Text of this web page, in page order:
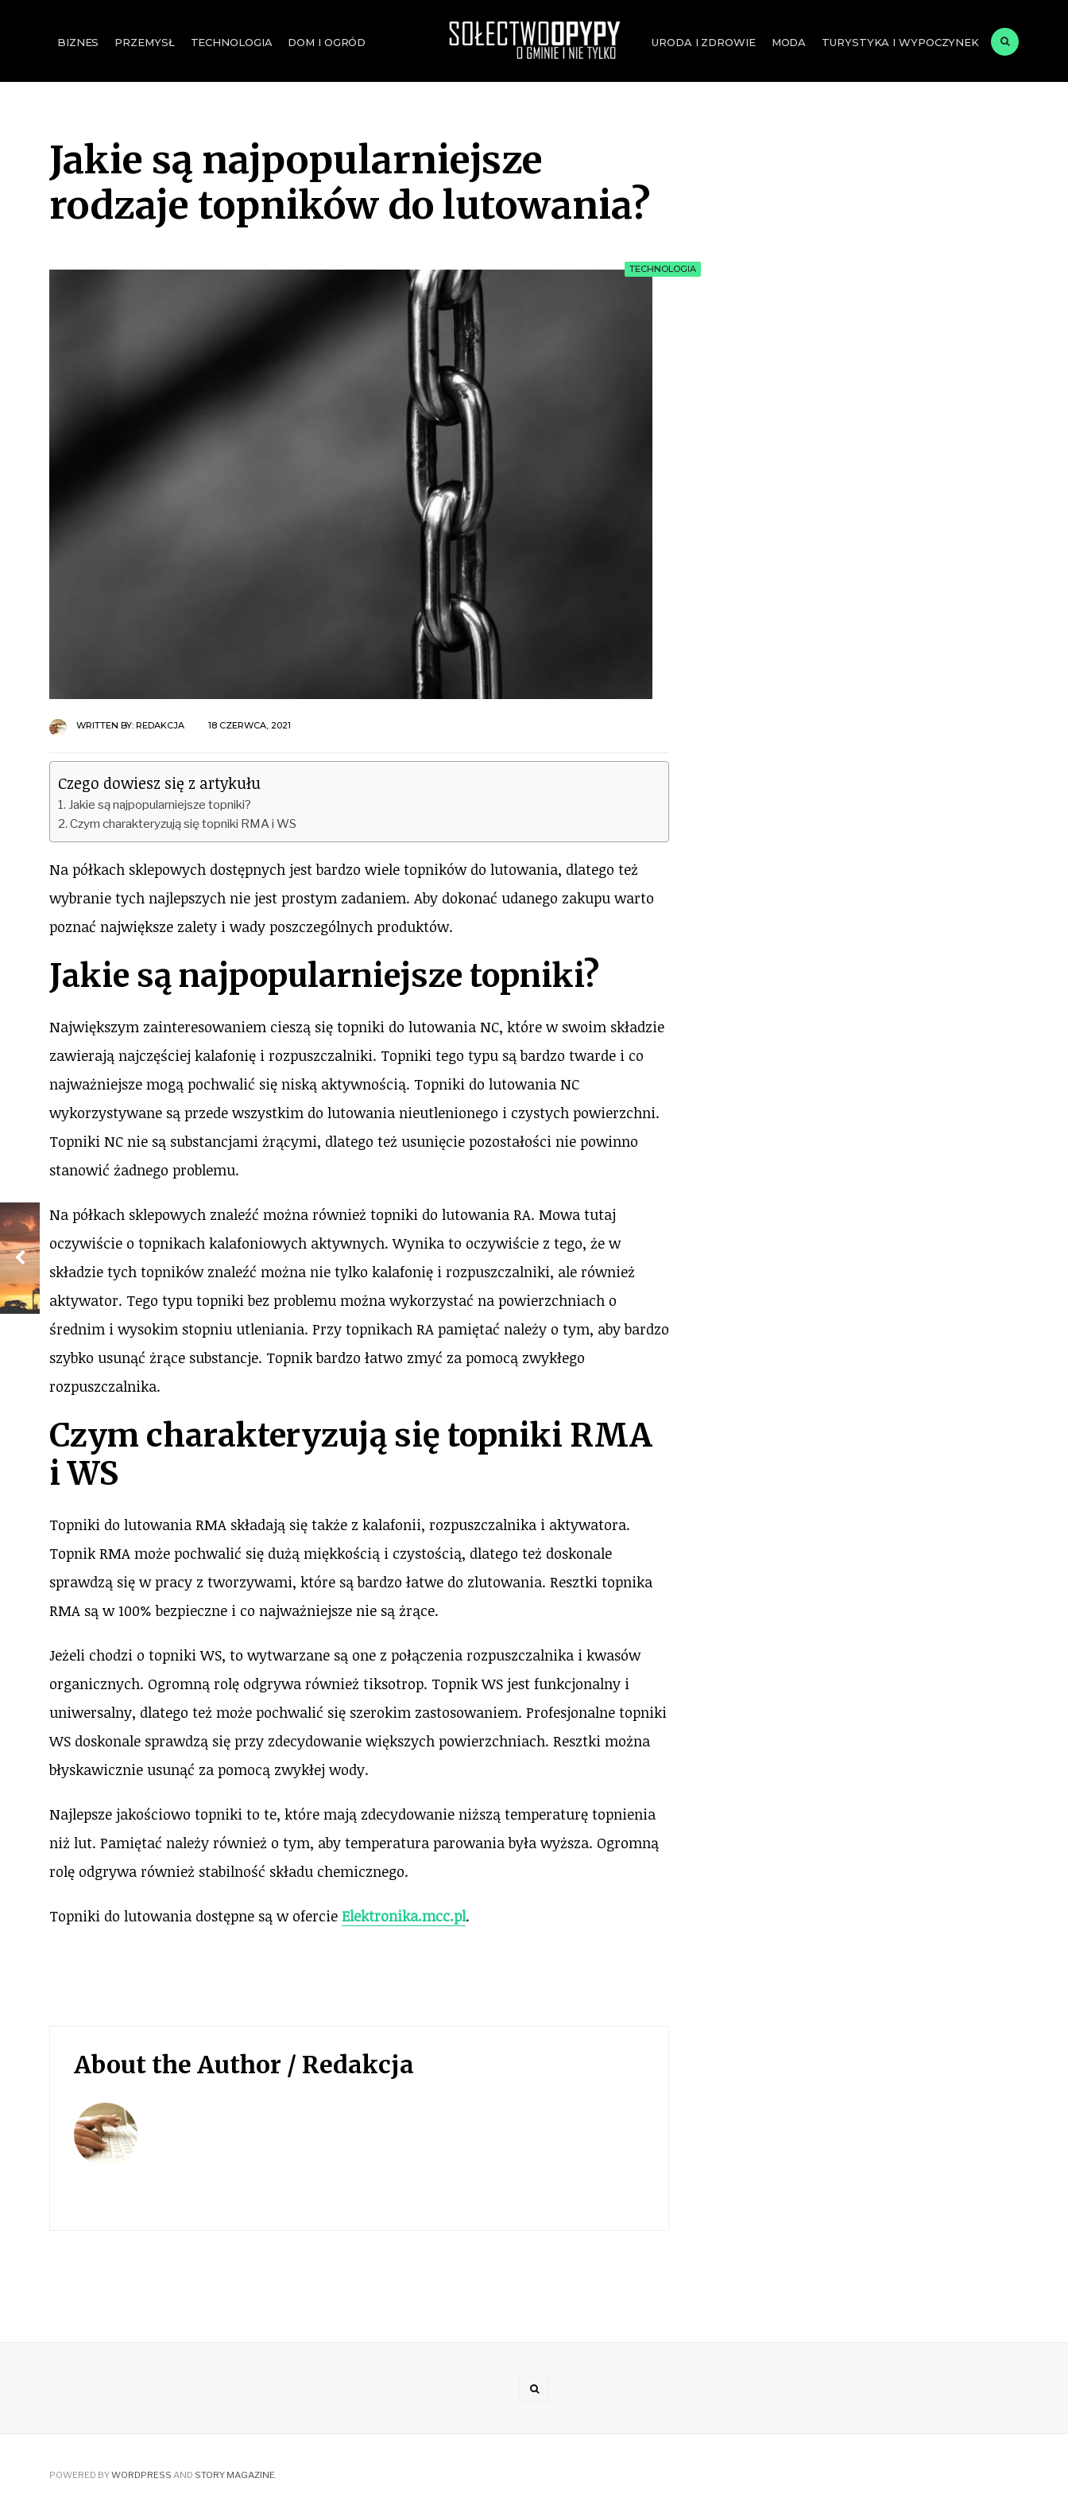
OPYPY.PL
BIZNES PRZEMYSŁ TECHNOLOGIA DOM I OGRÓD URODA I ZDROWIE MODA TURYSTYKA I WYPOCZYNEK
Jakie są najpopularniejsze
rodzaje topników do lutowania?
TECHNOLOGIA
WRITTEN BY: REDAKCJA 18 CZERWCA, 2021
Czego dowiesz się z artykułu
Jakie są najpopularniejsze topniki?
Czym charakteryzują się topniki RMA i WS
Na półkach sklepowych dostępnych jest bardzo wiele topników do lutowania, dlatego też
wybranie tych najlepszych nie jest prostym zadaniem. Aby dokonać udanego zakupu warto
poznać największe zalety i wady poszczególnych produktów.
Jakie są najpopularniejsze topniki?
Największym zainteresowaniem cieszą się topniki do lutowania NC, które w swoim składzie
zawierają najczęściej kalafonię i rozpuszczalniki. Topniki tego typu są bardzo twarde i co
najważniejsze mogą pochwalić się niską aktywnością. Topniki do lutowania NC
wykorzystywane są przede wszystkim do lutowania nieutlenionego i czystych powierzchni.
Topniki NC nie są substancjami żrącymi, dlatego też usunięcie pozostałości nie powinno
stanowić żadnego problemu.
Na półkach sklepowych znaleźć można również topniki do lutowania RA. Mowa tutaj
oczywiście o topnikach kalafoniowych aktywnych. Wynika to oczywiście z tego, że w
składzie tych topników znaleźć można nie tylko kalafonię i rozpuszczalniki, ale również
aktywator. Tego typu topniki bez problemu można wykorzystać na powierzchniach o
średnim i wysokim stopniu utleniania. Przy topnikach RA pamiętać należy o tym, aby bardzo
szybko usunąć żrące substancje. Topnik bardzo łatwo zmyć za pomocą zwykłego
rozpuszczalnika.
Czym charakteryzują się topniki RMA
i WS
Topniki do lutowania RMA składają się także z kalafonii, rozpuszczalnika i aktywatora.
Topnik RMA może pochwalić się dużą miękkością i czystością, dlatego też doskonale
sprawdzą się w pracy z tworzywami, które są bardzo łatwe do zlutowania. Resztki topnika
RMA są w 100% bezpieczne i co najważniejsze nie są żrące.
Jeżeli chodzi o topniki WS, to wytwarzane są one z połączenia rozpuszczalnika i kwasów
organicznych. Ogromną rolę odgrywa również tiksotrop. Topnik WS jest funkcjonalny i
uniwersalny, dlatego też może pochwalić się szerokim zastosowaniem. Profesjonalne topniki
WS doskonale sprawdzą się przy zdecydowanie większych powierzchniach. Resztki można
błyskawicznie usunąć za pomocą zwykłej wody.
Najlepsze jakościowo topniki to te, które mają zdecydowanie niższą temperaturę topnienia
niż lut. Pamiętać należy również o tym, aby temperatura parowania była wyższa. Ogromną
rolę odgrywa również stabilność składu chemicznego.
Topniki do lutowania dostępne są w ofercie Elektronika.mcc.pl.
About the Author / Redakcja
POWERED BYWORDPRESS AND STORY MAGAZINE